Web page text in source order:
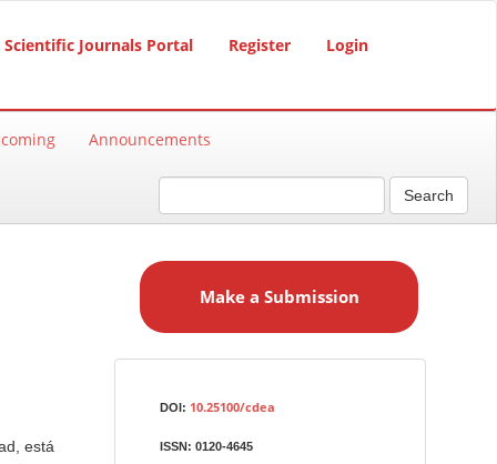
Scientific Journals Portal Register Login
Announcements
Search
está
a
Make a Submission
DOI: 10.25100/cdea
ISSN: 0120-4645